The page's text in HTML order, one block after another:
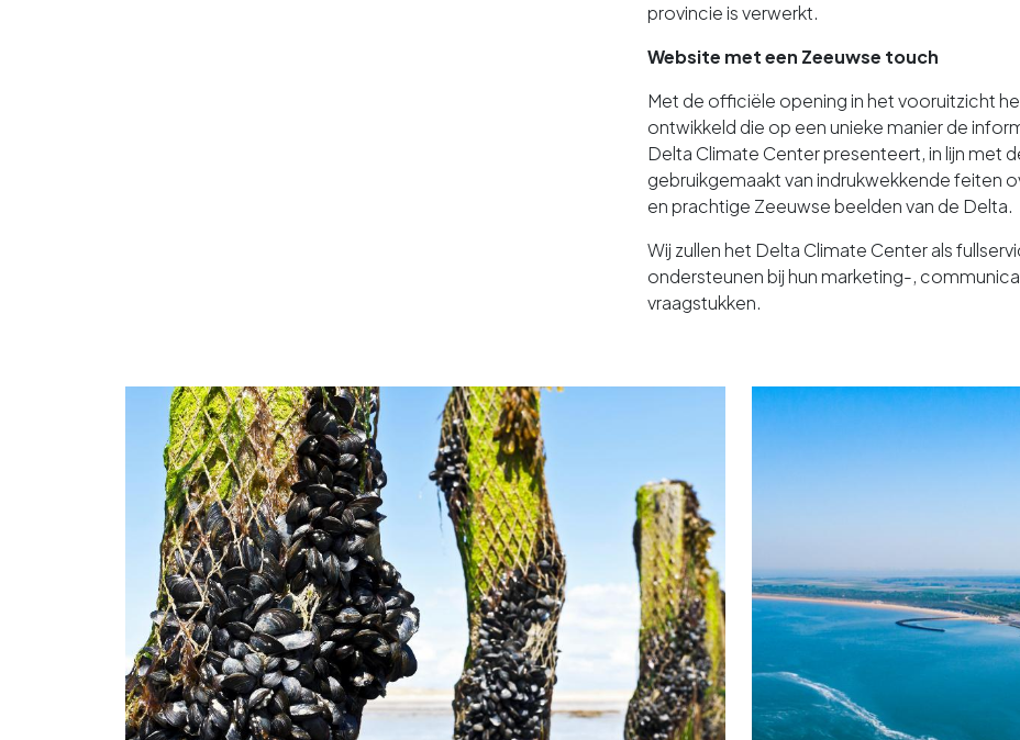
provincie is verwerkt.
Website met een Zeeuwse touch
Met de officiële opening in het vooruitzicht
ontwikkeld die op een unieke manier de
Delta Climate Center presenteert, in lijn met
gebruikgemaakt van indrukwekkende feiten
en prachtige Zeeuwse beelden van de Delta.
Wij zullen het Delta Climate Center als
ondersteunen bij hun marketing-,
vraagstukken.